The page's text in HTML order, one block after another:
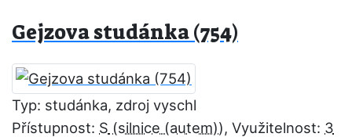
Gejzova studánka (754)
Typ: studánka, zdroj vyschl
Přístupnost: S , Využitelnost: 3